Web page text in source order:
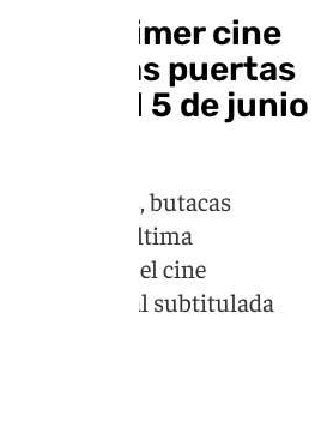
su primer cine
abre las puertas
el 5 de junio
once salas, butacas
láser de última
también por el cine
original subtitulada